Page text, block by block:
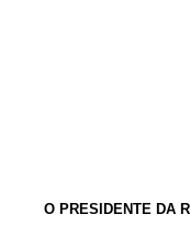
O PRESIDENTE DA